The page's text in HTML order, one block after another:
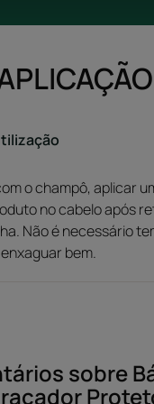
o champô, aplicar
no cabelo após
Não é necessário
bem.
sobre